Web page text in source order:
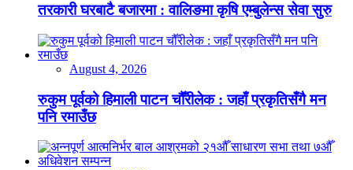
तरकारी घरबाटै बजारमा : वालिङमा कृषि एम्बुलेन्स सेवा सुरु
August 4, 2026
रुकुम पूर्वको हिमाली पाटन चौँरीलेक : जहाँ प्रकृतिसँगै मन
पनि रमाउँछ